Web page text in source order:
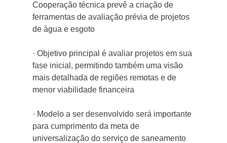
Cooperação técnica prevê a criação de
ferramentas de avaliação prévia de projetos
de água e esgoto
· Objetivo principal é avaliar projetos em sua
fase inicial, permitindo também uma visão
mais detalhada de regiões remotas e de
menor viabilidade financeira
· Modelo a ser desenvolvido será importante
para cumprimento da meta de
universalização do serviço de saneamento